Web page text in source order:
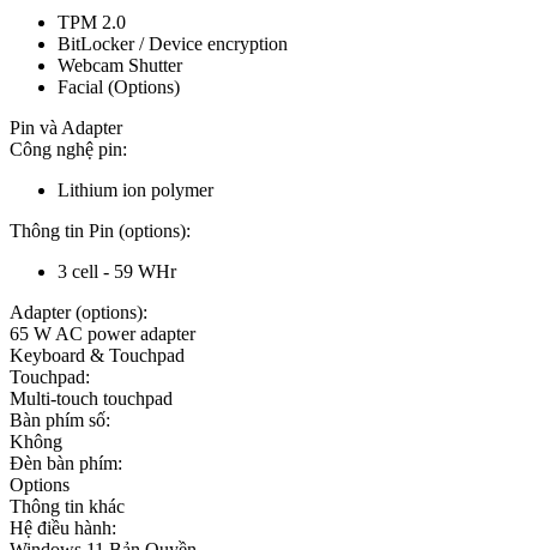
TPM 2.0
BitLocker / Device encryption
Webcam Shutter
Facial (Options)
Pin và Adapter
Công nghệ pin:
Lithium ion polymer
Thông tin Pin (options):
3 cell - 59 WHr
Adapter (options):
65 W AC power adapter
Keyboard & Touchpad
Touchpad:
Multi-touch touchpad
Bàn phím số:
Không
Đèn bàn phím:
Options
Thông tin khác
Hệ điều hành: